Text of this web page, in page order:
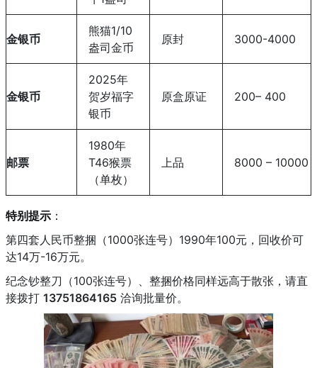
金银币
熊猫1/10
盎司金币
原封 3000-4000
金银币
2025年
贺岁福字
银币
原盒原证 200– 400
邮票
1980年
T46猴票
（单枚）
上品 8000 – 10000
特别提示 ：
第四套人民币整捆（1000张连号）1990年100元，回收价可
达14万-16万元。
纪念钞整刀（100张连号）、整捆价格同样远高于散张，请直
接拨打 13751864165 洽询批量价。